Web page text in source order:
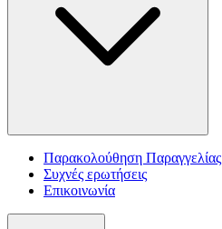
Παρακολούθηση Παραγγελίας
Συχνές ερωτήσεις
Επικοινωνία